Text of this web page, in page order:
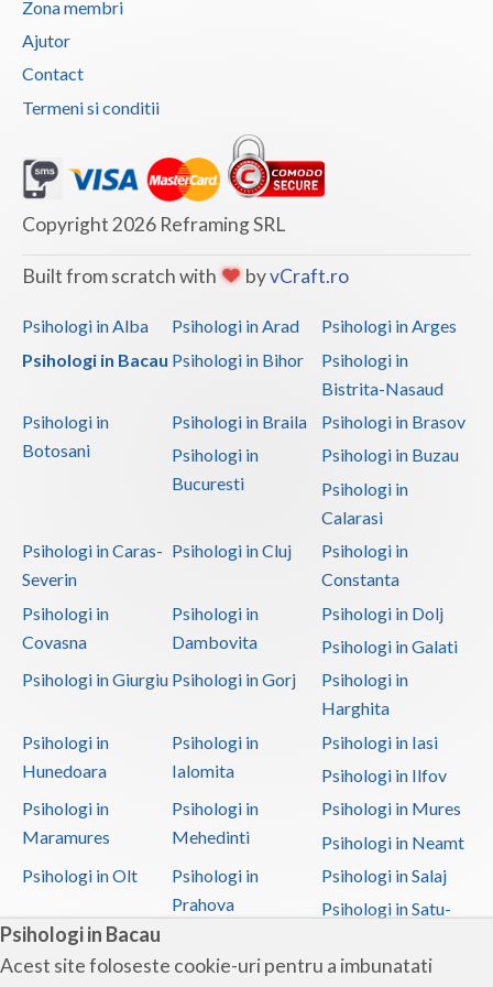
Psihologi in Bacau
Acest site foloseste cookie-uri pentru a imbunatati
Zona membri
Ajutor
Contact
Termeni si conditii
Copyright 2026 Reframing SRL
Built from scratch with byvCraft.ro
Psihologi in Alba Psihologi in Arad
Psihologi in Arges
Psihologi in Bacau Psihologi in Bihor
Psihologi in
Bistrita-Nasaud
Psihologi in
Botosani
Psihologi in Braila
Psihologi in Brasov
Psihologi in
Bucuresti
Psihologi in Buzau
Psihologi in
Calarasi
Psihologi in Caras-
Severin
Psihologi in Cluj
Psihologi in
Constanta
Psihologi in
Covasna
Psihologi in
Dambovita
Psihologi in Dolj
Psihologi in Galati
Psihologi in Giurgiu Psihologi in Gorj
Psihologi in
Harghita
Psihologi in
Hunedoara
Psihologi in
Ialomita
Psihologi in Iasi
Psihologi in Ilfov
Psihologi in
Maramures
Psihologi in
Mehedinti
Psihologi in Mures
Psihologi in Neamt
Psihologi in Olt
Psihologi in
Prahova
Psihologi in Salaj
Psihologi in Satu-
Psihologi in Sibiu
Psihologi in Psihologi in